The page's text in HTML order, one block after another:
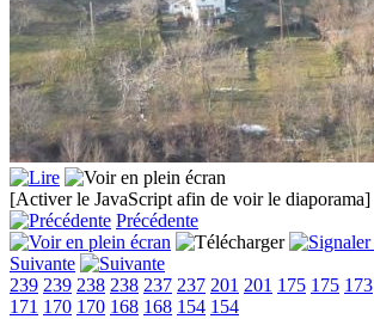
[Activer le JavaScript afin de voir le diaporama]
Précédente
Suivante
239 239 238 238 237 237 201 201 175 175 173
171 170 170 168 168 154 154